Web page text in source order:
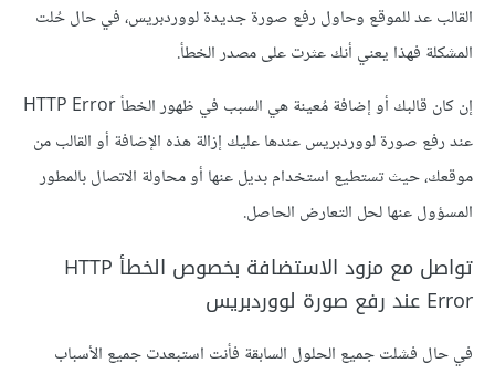
القالب عد للموقع وحاول رفع صورة جديدة لووردبريس، في حال حُلت
المشكلة فهذا يعني أنك عثرت على مصدر الخطأ.
إن كان قالبك أو إضافة مُعينة هي السبب في ظهور الخطأ HTTP Error
عند رفع صورة لووردبريس عندها عليك إزالة هذه الإضافة أو القالب من
موقعك، حيث تستطيع استخدام بديل عنها أو محاولة الاتصال بالمطور
المسؤول عنها لحل التعارض الحاصل.
تواصل مع مزود الاستضافة بخصوص الخطأ HTTP
Error عند رفع صورة لووردبريس
في حال فشلت جميع الحلول السابقة فأنت استبعدت جميع الأسباب